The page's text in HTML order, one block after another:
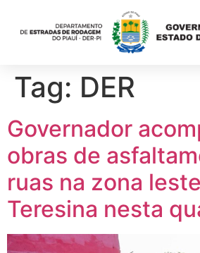
Tag: DER
Governador
obras de
ruas na zona
Teresina nesta